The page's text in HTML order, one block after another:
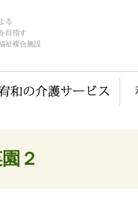
る
目指す
祉複合施設
２